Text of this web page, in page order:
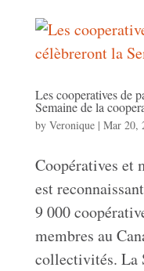
Les cooperatives de
Semaine de la
by Veronique| Mar 20,
Coopératives et
est
9 000
membres au
collectivités. La